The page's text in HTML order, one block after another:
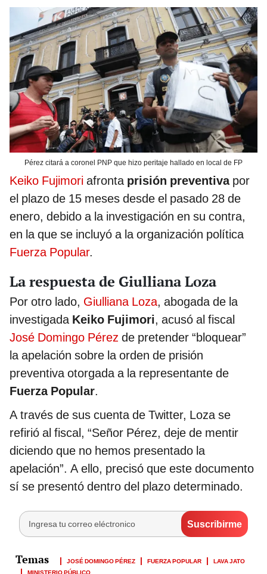
Pérez citará a coronel PNP que hizo peritaje hallado en local de FP
Keiko Fujimori afronta prisión preventivapor
el plazo de 15 meses desde el pasado 28 de
enero, debido a la investigación en su contra,
en la que se incluyó a la organización política
Fuerza Popular.
La respuesta de Giulliana Loza
Por otro lado, Giulliana Loza, abogada de la
investigada Keiko Fujimori, acusó al fiscal
José Domingo Pérez de pretender “bloquear”
la apelación sobre la orden de prisión
preventiva otorgada a la representante de
Fuerza Popular.
A través de sus cuenta de Twitter, Loza se
refirió al fiscal, “Señor Pérez, deje de mentir
diciendo que no hemos presentado la
apelación”. A ello, precisó que este documento
sí se presentó dentro del plazo determinado.
JOSÉ DOMINGO PÉREZ FUERZA POPULAR
LAVA JATO
MINISTERIO PÚBLICO